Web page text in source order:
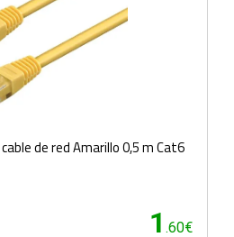
de red Amarillo 0,5 m Cat6
1 .60€